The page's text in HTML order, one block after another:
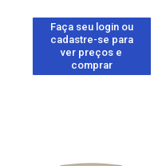
Faça seu login ou
cadastre-se para
ver preços e
comprar